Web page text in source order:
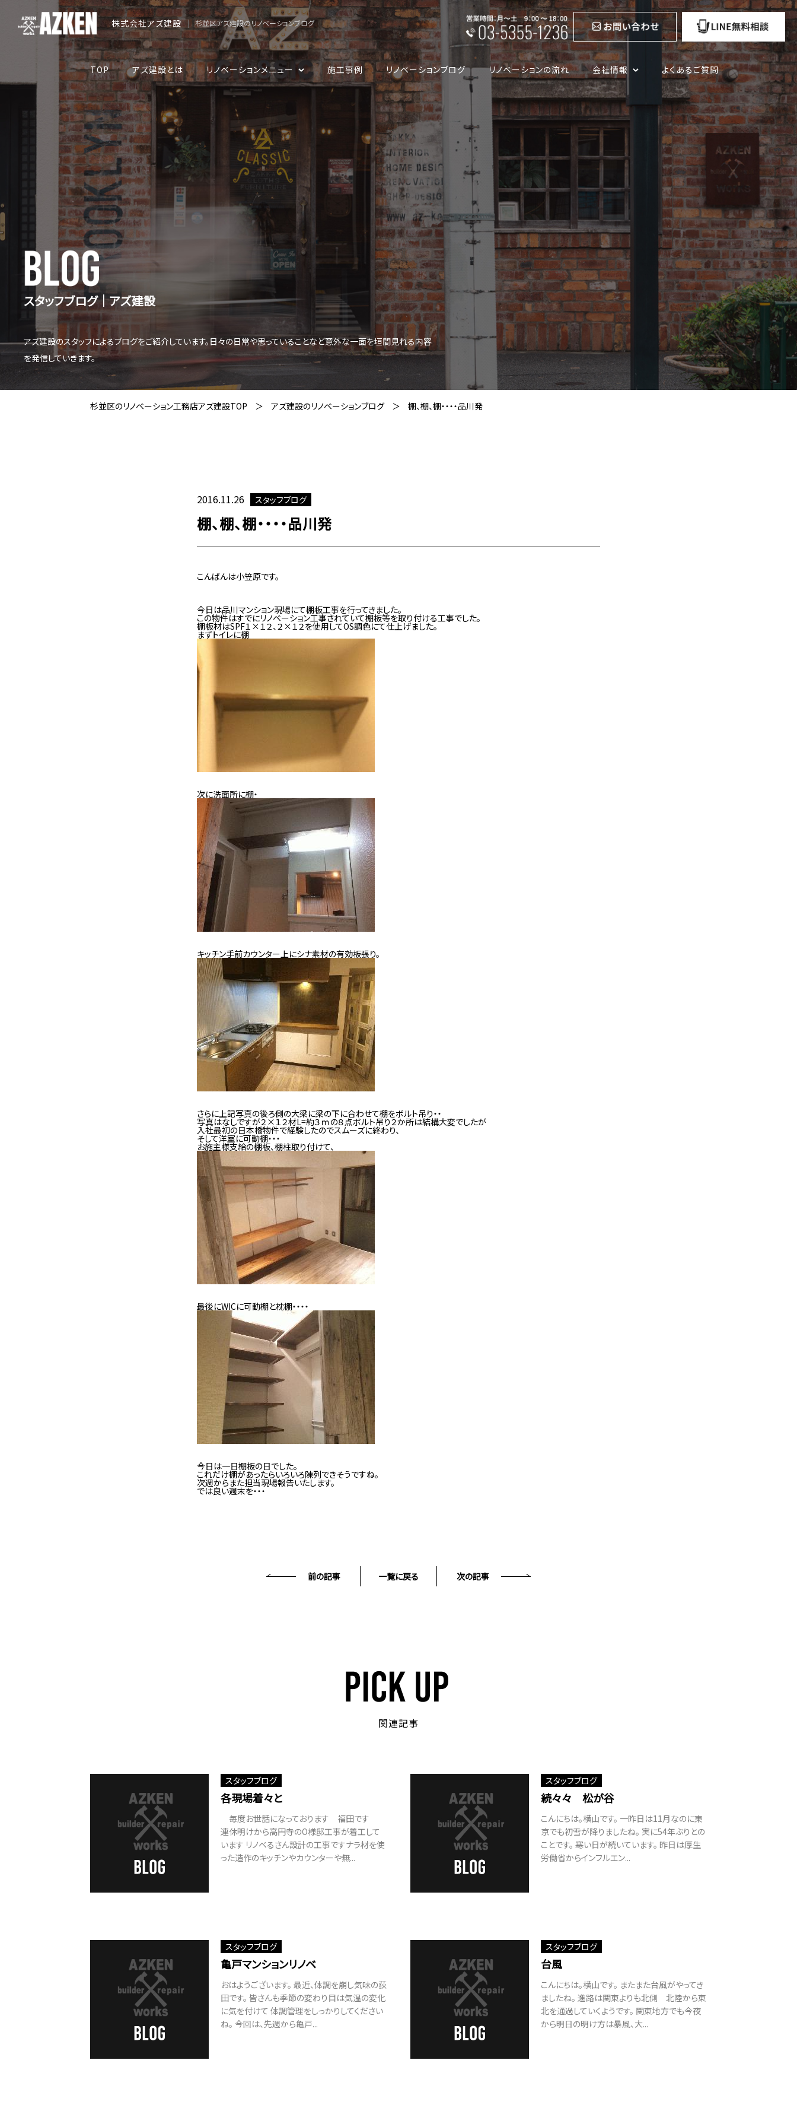
株式会社アズ建設 | 杉並区アズ建設のリノベーションブログ
TOP アズ建設とは リノベーションメニュー 施工事例 リノベーションブログ リノベーションの流れ 会社情報 よくあるご質問
スタッフブログ│アズ建設
アズ建設のスタッフによるブログをご紹介しています。日々の日常や思っていることなど意外な一面を垣間見れる内容
を発信していきます。
杉並区のリノベーション工務店アズ建設TOP アズ建設のリノベーションブログ 棚、棚、棚・・・・品川発
2016.11.26 スタッフブログ
棚、棚、棚・・・・品川発
こんばんは小笠原です。
今日は品川マンション現場にて棚板工事を行ってきました。
この物件はすでにリノベーション工事されていて棚板等を取り付ける工事でした。
棚板材はSPF１×１２、２×１２を使用してOS調色にて仕上げました。
まずトイレに棚
次に洗面所に棚・
キッチン手前カウンター上にシナ素材の有効板張り。
さらに上記写真の後ろ側の大梁に梁の下に合わせて棚をボルト吊り・・
写真はなしですが２×１２材L=約３ｍの８点ボルト吊り２か所は結構大変でしたが
入社最初の日本橋物件で経験したのでスムーズに終わり、
そして洋室に可動棚・・・
お施主様支給の棚板、棚柱取り付けて、
最後にWICに可動棚と枕棚・・・・
今日は一日棚板の日でした。
これだけ棚があったらいろいろ陳列できそうですね。
次週からまた担当現場報告いたします。
では良い週末を・・・
前の記事 一覧に戻る 次の記事
関連記事
スタッフブログ
各現場着々と
毎度お世話になっております 福田です
連休明けから高円寺のO様邸工事が着工して
います リノベるさん設計の工事ですナラ材を使
った造作のキッチンやカウンターや無...
スタッフブログ
続々々 松が谷
こんにちは。横山です。 一昨日は11月なのに東
京でも初雪が降りましたね。 実に54年ぶりとの
ことです。 寒い日が続いています。 昨日は厚生
労働省からインフルエン...
スタッフブログ
亀戸マンションリノベ
おはようございます。 最近、体調を崩し気味の荻
田です。 皆さんも季節の変わり目は気温の変化
に気を付けて 体調管理をしっかりしてください
ね。 今回は、先週から亀戸...
スタッフブログ
台風
こんにちは。横山です。 またまた台風がやってき
ましたね。 進路は関東よりも北側 北陸から東
北を通過していくようです。 関東地方でも今夜
から明日の明け方は暴風、大...